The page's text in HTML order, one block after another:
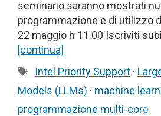
seminario saranno mostrati
programmazione e di utilizzo
22 maggio h 11.00 Iscriviti
[continua]
Tag
Intel Priority Support·
Models (LLMs) · machine
programmazione multi-core